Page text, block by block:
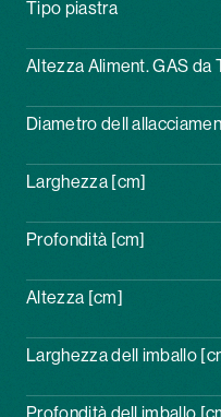
Tipo piastra
Altezza Aliment. GAS da
Diametro dell
Larghezza [cm]
Profondità [cm]
Altezza [cm]
Larghezza dell imballo